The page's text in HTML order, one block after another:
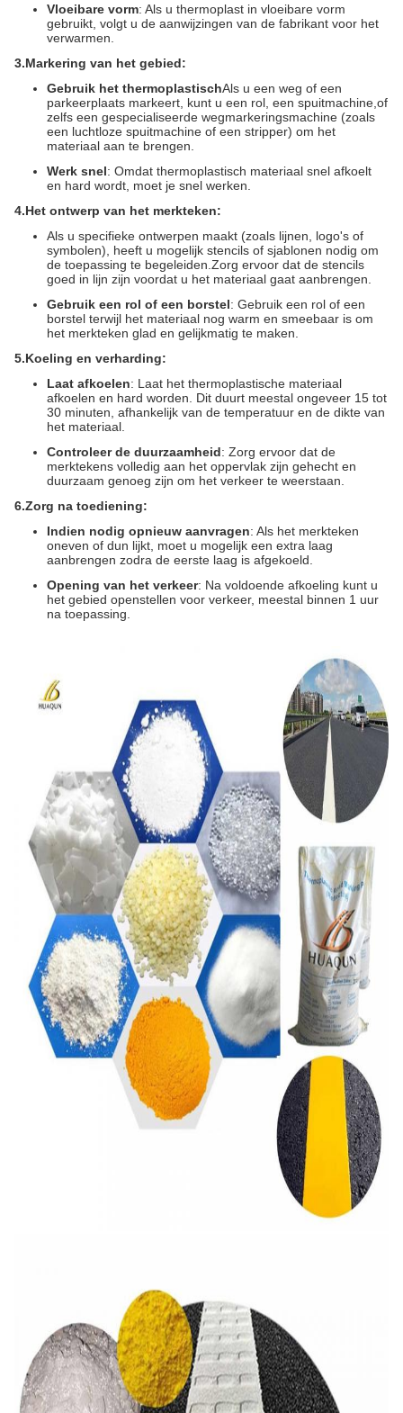
Vloeibare vorm: Als u thermoplast in vloeibare vorm
gebruikt, volgt u de aanwijzingen van de fabrikant voor het
verwarmen.
3.Markering van het gebied:
Gebruik het thermoplastischAls u een weg of een
parkeerplaats markeert, kunt u een rol, een spuitmachine,of
zelfs een gespecialiseerde wegmarkeringsmachine (zoals
een luchtloze spuitmachine of een stripper) om het
materiaal aan te brengen.
Werk snel: Omdat thermoplastisch materiaal snel afkoelt
en hard wordt, moet je snel werken.
4.Het ontwerp van het merkteken:
Als u specifieke ontwerpen maakt (zoals lijnen, logo's of
symbolen), heeft u mogelijk stencils of sjablonen nodig om
de toepassing te begeleiden.Zorg ervoor dat de stencils
goed in lijn zijn voordat u het materiaal gaat aanbrengen.
Gebruik een rol of een borstel: Gebruik een rol of een
borstel terwijl het materiaal nog warm en smeebaar is om
het merkteken glad en gelijkmatig te maken.
5.Koeling en verharding:
Laat afkoelen: Laat het thermoplastische materiaal
afkoelen en hard worden. Dit duurt meestal ongeveer 15 tot
30 minuten, afhankelijk van de temperatuur en de dikte van
het materiaal.
Controleer de duurzaamheid: Zorg ervoor dat de
merktekens volledig aan het oppervlak zijn gehecht en
duurzaam genoeg zijn om het verkeer te weerstaan.
6.Zorg na toediening:
Indien nodig opnieuw aanvragen: Als het merkteken
oneven of dun lijkt, moet u mogelijk een extra laag
aanbrengen zodra de eerste laag is afgekoeld.
Opening van het verkeer: Na voldoende afkoeling kunt u
het gebied openstellen voor verkeer, meestal binnen 1 uur
na toepassing.